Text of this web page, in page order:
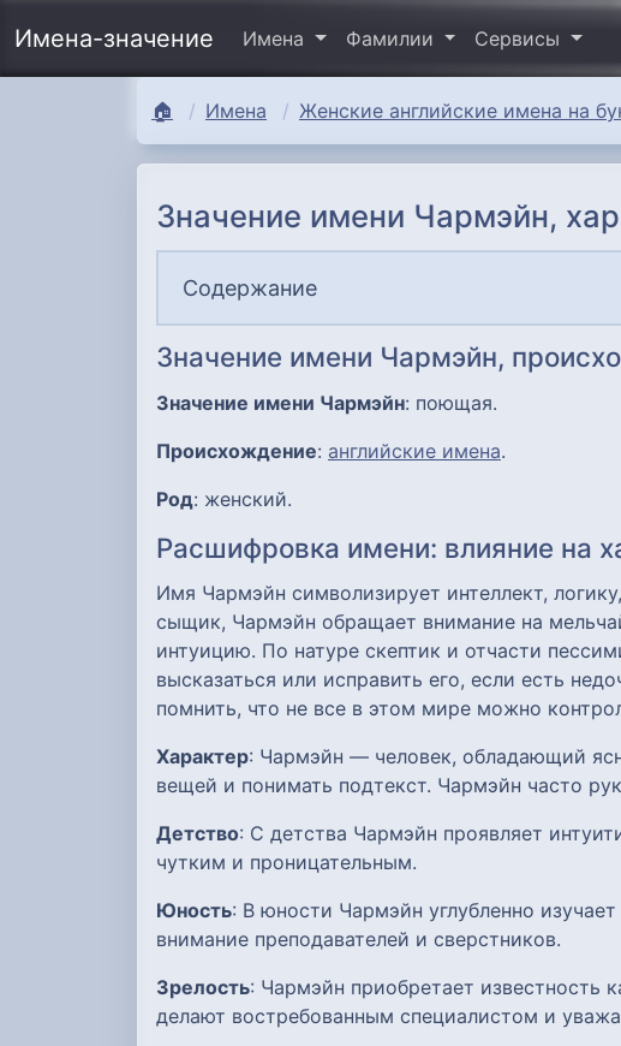
Имена-значение Имена Фамилии Сервисы
🏠 Имена Женские английские имена на
Значение имени Чармэйн,
Содержание
Значение имени Чармэйн,
Значение имени Чармэйн: поющая.
Происхождение: английские имена.
Род: женский.
Расшифровка имени: влияние на
Имя Чармэйн символизирует интеллект,
сыщик, Чармэйн обращает внимание на
интуицию. По натуре скептик и отчасти
высказаться или исправить его, если есть
помнить, что не все в этом мире можно
Характер: Чармэйн — человек, обладающий
вещей и понимать подтекст. Чармэйн часто
Детство: С детства Чармэйн проявляет
чутким и проницательным.
Юность: В юности Чармэйн углубленно
внимание преподавателей и сверстников.
Зрелость: Чармэйн приобретает известность
делают востребованным специалистом и